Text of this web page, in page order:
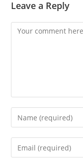
Leave a Reply
Comment
Enter
your
name
Enter
your